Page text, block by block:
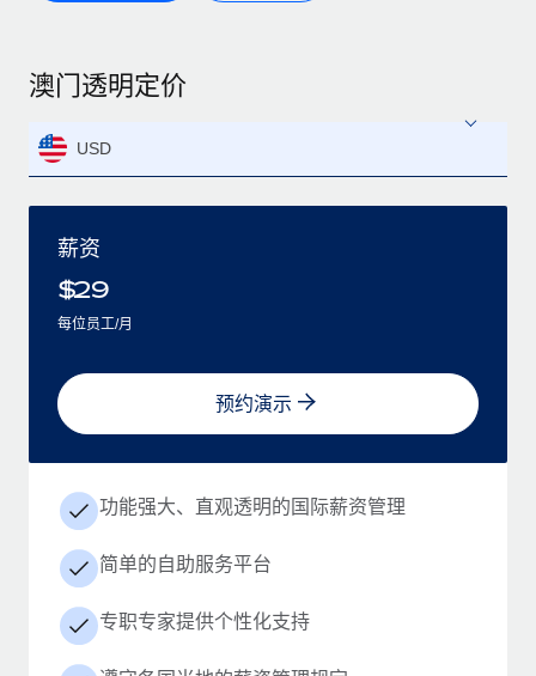
澳门透明定价
USD
薪资
$29
每位员工/月
预约演示
功能强大、直观透明的国际薪资管理
简单的自助服务平台
专职专家提供个性化支持